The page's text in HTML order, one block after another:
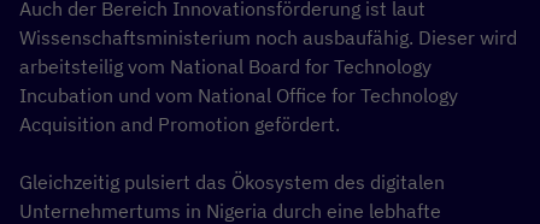
Auch der Bereich Innovationsförderung ist laut
Wissenschaftsministerium noch ausbaufähig. Dieser wird
arbeitsteilig vom National Board for Technology
Incubation und vom National Office for Technology
Acquisition and Promotion gefördert.
Gleichzeitig pulsiert das Ökosystem des digitalen
Unternehmertums in Nigeria durch eine lebhafte